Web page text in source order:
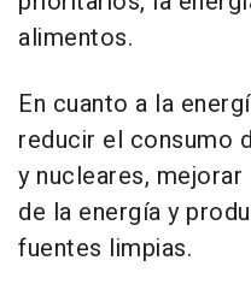
alimentos.
En cuanto a la
reducir el consumo
y nucleares,
de la energía y
fuentes limpias.